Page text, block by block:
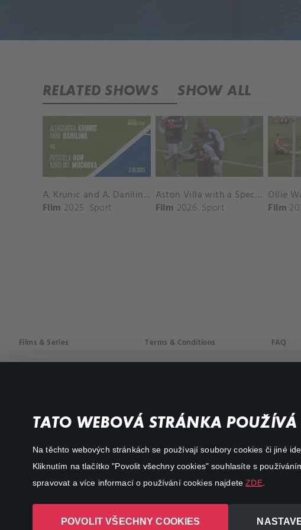
TATO WEBOVÁ STRÁNKA POUŽÍVÁ
Na těchto webových stránkách se používají soubory cookies či jiné
Kliknutím na tlačítko "Povolit všechny cookies" souhlasíte s
spravovat a více informací o používání cookies najdeteZDE.
POVOLIT VŠECHNY COOKIES
RELATED SHOWS SHOW ALL
A. Krunic and A. Danilina vs. P. Hon and K. Muchova Match Highlights - BEIJING_Capital Group Diamond ( October 02, 2025)
Film 2025 Sport
Aston Villa with a Spectacular Goal vs. Nottingham Forest
Film 2026 Sport
Film
Films & Series
Action
Terms & Conditions FAQ